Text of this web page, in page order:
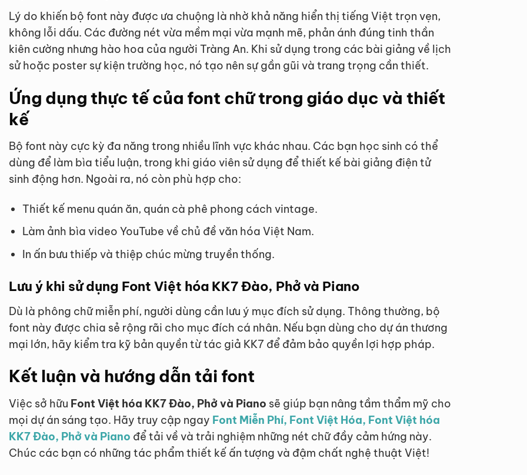
Lý do khiến bộ font này được ưa chuộng là nhờ khả năng hiển thị tiếng Việt trọn vẹn,
không lỗi dấu. Các đường nét vừa mềm mại vừa mạnh mẽ, phản ánh đúng tinh thần
kiên cường nhưng hào hoa của người Tràng An. Khi sử dụng trong các bài giảng về lịch
sử hoặc poster sự kiện trường học, nó tạo nên sự gần gũi và trang trọng cần thiết.
Ứng dụng thực tế của font chữ trong giáo dục và thiết
kế
Bộ font này cực kỳ đa năng trong nhiều lĩnh vực khác nhau. Các bạn học sinh có thể
dùng để làm bìa tiểu luận, trong khi giáo viên sử dụng để thiết kế bài giảng điện tử
sinh động hơn. Ngoài ra, nó còn phù hợp cho:
Thiết kế menu quán ăn, quán cà phê phong cách vintage.
Làm ảnh bìa video YouTube về chủ đề văn hóa Việt Nam.
In ấn bưu thiếp và thiệp chúc mừng truyền thống.
Lưu ý khi sử dụng Font Việt hóa KK7 Đào, Phở và Piano
Dù là phông chữ miễn phí, người dùng cần lưu ý mục đích sử dụng. Thông thường, bộ
font này được chia sẻ rộng rãi cho mục đích cá nhân. Nếu bạn dùng cho dự án thương
mại lớn, hãy kiểm tra kỹ bản quyền từ tác giả KK7 để đảm bảo quyền lợi hợp pháp.
Kết luận và hướng dẫn tải font
Việc sở hữu Font Việt hóa KK7 Đào, Phở và Piano sẽ giúp bạn nâng tầm thẩm mỹ cho
mọi dự án sáng tạo. Hãy truy cập ngay Font Miễn Phí, Font Việt Hóa, Font Việt hóa
KK7 Đào, Phở và Piano để tải về và trải nghiệm những nét chữ đầy cảm hứng này.
Chúc các bạn có những tác phẩm thiết kế ấn tượng và đậm chất nghệ thuật Việt!